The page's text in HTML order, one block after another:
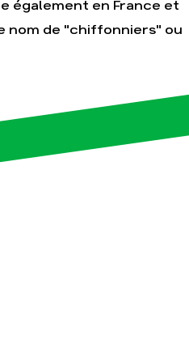
Surproduction
Forêts
également en France et
nom de "chiffonniers" ou